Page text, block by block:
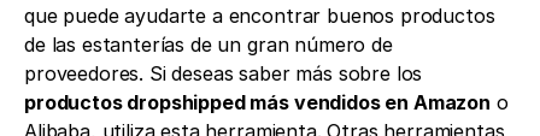
que puede ayudarte a encontrar buenos productos
de las estanterías de un gran número de
productos dropshipped más vendidos en Amazon o
Alibaba, utiliza esta herramienta. Otras herramientas